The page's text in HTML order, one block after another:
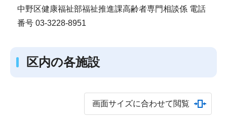
中野区健康福祉部福祉推進課高齢者専門相談係 電話
番号 03-3228-8951
区内の各施設
画面サイズに合わせて閲覧